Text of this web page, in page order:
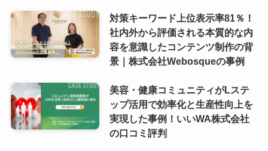
対策キーワード上位表示率81％！
社内外から評価される本質的な内
容を意識したコンテンツ制作の背
景｜株式会社Webosqueの事例
美容・健康コミュニティがLステ
ップ活用で効率化と生産性向上を
実現した事例！いいWA株式会社
の口コミ評判